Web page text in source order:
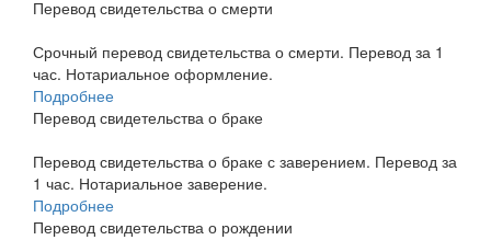
Перевод свидетельства о смерти
Срочный перевод свидетельства о смерти. Перевод за 1
час. Нотариальное оформление.
Подробнее
Перевод свидетельства о браке
Перевод свидетельства о браке с заверением. Перевод за
1 час. Нотариальное заверение.
Подробнее
Перевод свидетельства о рождении